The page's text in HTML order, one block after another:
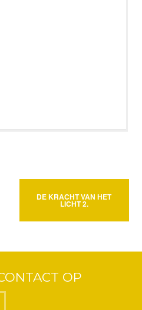
DE KRACHT VAN HET
LICHT 2.
OP